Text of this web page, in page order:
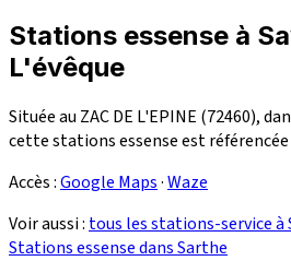
Stations essense à
L'évêque
Située au ZAC DE L'EPINE (72460),
cette stations essense est
Accès :Google Maps·Waze
Voir aussi : tous les stations-service à
Stations essense dans Sarthe